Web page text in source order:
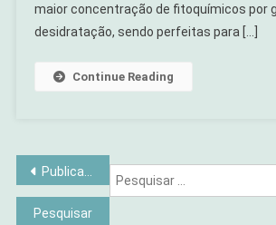
maior concentração de fitoquímicos por
desidratação, sendo perfeitas para […]
Continue Reading
Navegação
por
Publicações mais antigas